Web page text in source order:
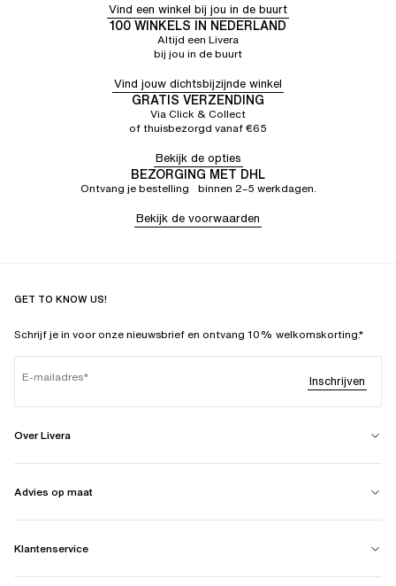
Vind een winkel bij jou in de buurt
100 WINKELS IN NEDERLAND
Altijd een Livera
bij jou in de buurt
Vind jouw dichtsbijzijnde winkel
GRATIS VERZENDING
Via Click & Collect
of thuisbezorgd vanaf €65
Bekijk de opties
BEZORGING MET DHL
Ontvang je bestelling binnen 2–5 werkdagen.
Bekijk de voorwaarden
GET TO KNOW US!
Schrijf je in voor onze nieuwsbrief en ontvang 10% welkomskorting.*
E-mailadres Inschrijven
Over Livera
Advies op maat
Klantenservice